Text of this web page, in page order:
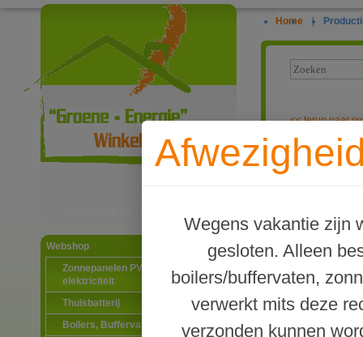
Webshop
Zonnepanelen PV-systemen
elektriciteit
Thuisbatterij
Boilers, Buffervaten en toebehoren
Home |
Wegens vakantie zijn
gesloten. Alleen
boilers/buffervaten,
verwerkt mits deze
verzonden kunnen
<<terug naar
Laddomat